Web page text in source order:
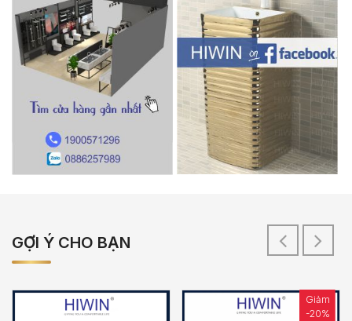
GỢI Ý CHO BẠN
Giảm
-20%